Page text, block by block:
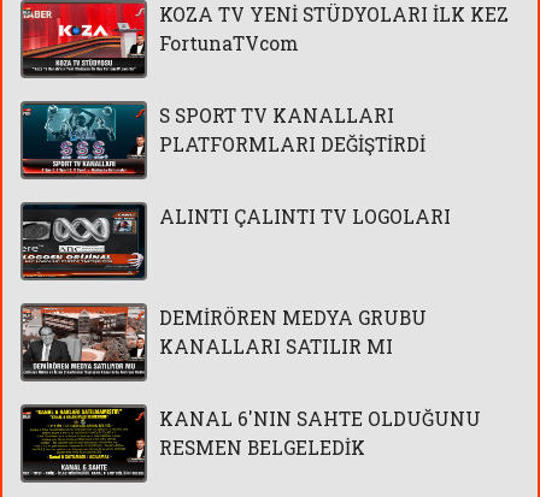
KOZA TV YENİ STÜDYOLARI İLK KEZ
FortunaTVcom
S SPORT TV KANALLARI
PLATFORMLARI DEĞİŞTİRDİ
ALINTI ÇALINTI TV LOGOLARI
DEMİRÖREN MEDYA GRUBU
KANALLARI SATILIR MI
KANAL 6'NIN SAHTE OLDUĞUNU
RESMEN BELGELEDİK